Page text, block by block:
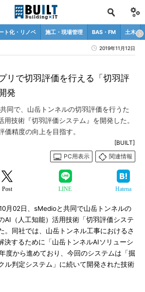
ト化・リノベ 施工・現場管理 BAS・FM 土木
2019年11月12日
リで切羽評価を行える「切羽評
発
同で、山岳トンネルの切羽評価を行うた
用技術『切羽評価システム』を開発した。
価精度の向上を目指す。
[BUILT]
PC用表示
関連情報
Post LINE Hatena
月02日、sMedioと共同で山岳トンネルの
AI（人工知能）活用技術「切羽評価システ
。同社では、山岳トンネル工事におけるさ
決するために「山岳トンネルAIソリューシ
度から進めており、今回のシステムは「掘
ル判定システム」に続いて開発された技術